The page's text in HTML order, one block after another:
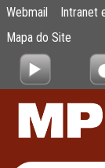
Pular para o
MPPE
Webmail Intranet
Mapa do Site